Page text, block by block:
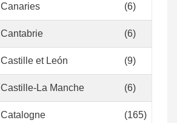
Canaries (6)
Cantabrie (6)
Castille et León (9)
Castille-La Manche (6)
Catalogne (165)